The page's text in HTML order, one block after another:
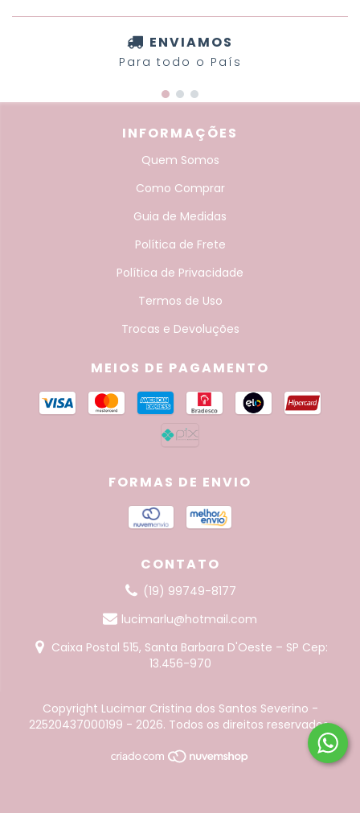
ENVIAMOS
Para todo o País
INFORMAÇÕES
Quem Somos
Como Comprar
Guia de Medidas
Política de Frete
Política de Privacidade
Termos de Uso
Trocas e Devoluções
MEIOS DE PAGAMENTO
FORMAS DE ENVIO
CONTATO
(19) 99749-8177
lucimarlu@hotmail.com
Caixa Postal 515, Santa Barbara D'Oeste – SP Cep:
13.456-970
Copyright Lucimar Cristina dos Santos Severino -
22520437000199 - 2026. Todos os direitos reservados.